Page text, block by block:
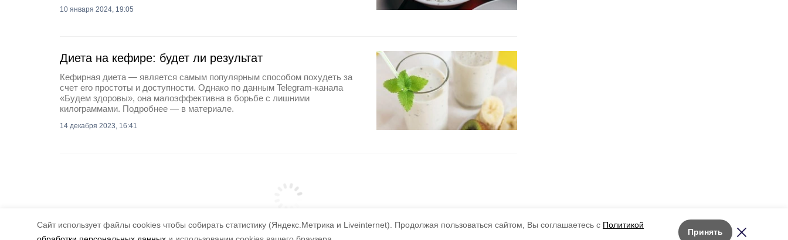
Cайт использует файлы cookies чтобы собирать статистику (Яндекс.Метрика и Liveinternet). Продолжая пользоваться сайтом, Вы соглашаетесь с Политикой
Принять
10 января 2024, 19:05
Диета на кефире: будет ли результат
Кефирная диета — является самым популярным способом похудеть за
счет его простоты и доступности. Однако по данным Telegram-канала
«Будем здоровы», она малоэффективна в борьбе с лишними
килограммами. Подробнее — в материале.
14 декабря 2023, 16:41